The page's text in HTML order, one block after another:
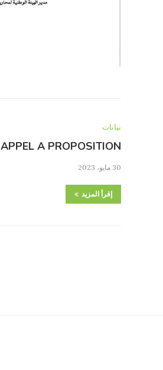
بيانات
APPEL A PROPOSITION
30 مايو، 2023
إقرأ المزيد